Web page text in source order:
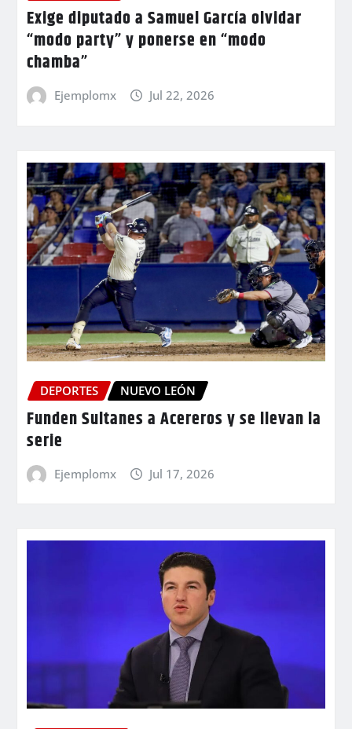
Exige diputado a Samuel García olvidar
“modo party” y ponerse en “modo
chamba”
Ejemplomx Jul 22, 2026
DEPORTES NUEVO LEÓN
Funden Sultanes a Acereros y se llevan la
serie
Ejemplomx Jul 17, 2026